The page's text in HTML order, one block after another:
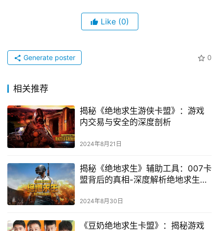
Like (0)
0
Generate poster
相关推荐
揭秘《绝地求生游侠卡盟》：游戏
内交易与安全的深度剖析
2024年8月21日
揭秘《绝地求生》辅助工具：007卡
盟背后的真相-深度解析绝地求生辅
探讨
2024年8月30日
《豆奶绝地求生卡盟》：揭秘游戏